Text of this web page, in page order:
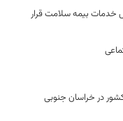
خدمات بیمه سلامت قرار
در خراسان جنوبی